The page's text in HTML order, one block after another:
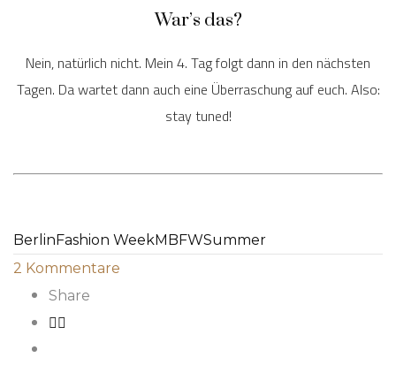
War’s das?
Nein, natürlich nicht. Mein 4. Tag folgt dann in den nächsten
Tagen. Da wartet dann auch eine Überraschung auf euch. Also:
stay tuned!
Berlin Fashion WeekMBFWSummer
2 Kommentare
Share